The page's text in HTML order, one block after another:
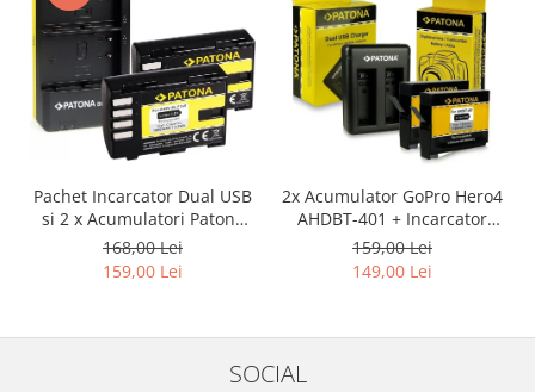
Pachet Incarcator Dual USB
si 2 x Acumulatori Patona
DMW-BLF19E pentru
Panasonic Lumix DC-GH5
168,00 Lei
159,00 Lei
2x Acumulator GoPro Hero4
AHDBT-401 + Incarcator
Dual AHBBP-401
159,00 Lei
149,00 Lei
SOCIAL